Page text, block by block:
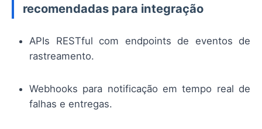
recomendadas para integração
APIs RESTful com endpoints de eventos de
rastreamento.
Webhooks para notificação em tempo real de
falhas e entregas.